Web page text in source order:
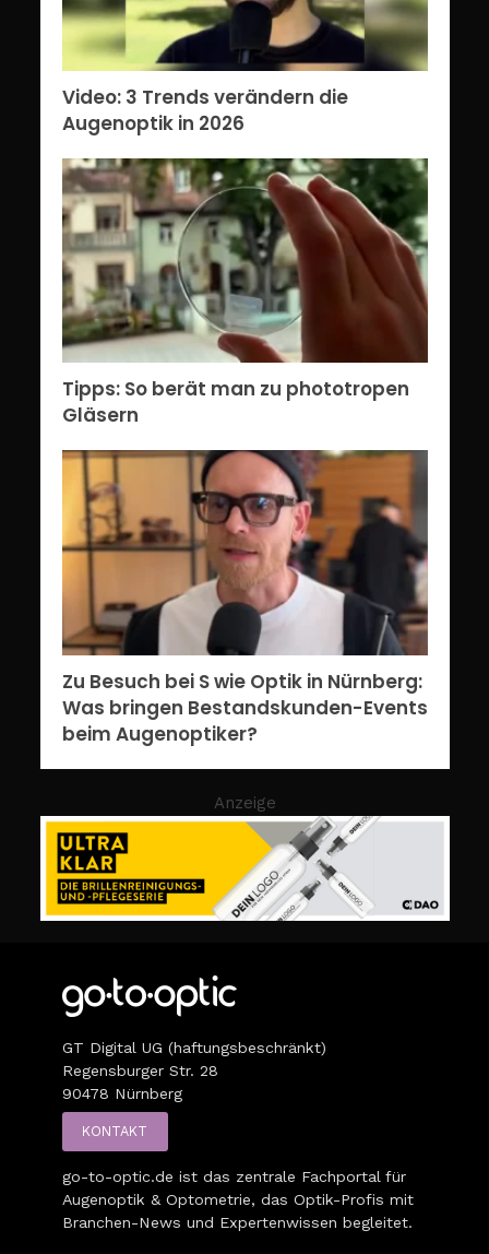
Video: 3 Trends verändern die
Augenoptik in 2026
Tipps: So berät man zu phototropen
Gläsern
Zu Besuch bei S wie Optik in Nürnberg:
Was bringen Bestandskunden-Events
beim Augenoptiker?
Anzeige
GT Digital UG (haftungsbeschränkt)
Regensburger Str. 28
90478 Nürnberg
KONTAKT
go-to-optic.de ist das zentrale Fachportal für
Augenoptik & Optometrie, das Optik-Profis mit
Branchen-News und Expertenwissen begleitet.